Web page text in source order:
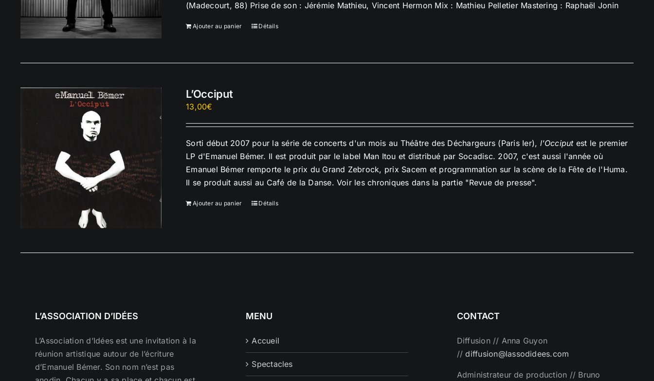
(Madecourt, 88) Prise de son : Jérémie Mathieu, Vincent Hermon Mix : Mathieu Pelletier Mastering : Raphaël Jonin
Ajouter au panier Détails
L’Occiput
13,00€
Sorti début 2007 pour la série de concerts d'un mois au Théâtre des Déchargeurs (Paris Ier), l'Occiputest le premier
LP d'Emanuel Bémer. Il est produit par le label Man Itou et distribué par Socadisc. 2007, c'est aussi l'année où
Emanuel Bémer remporte le prix du Grand Zebrock, prix Sacem et programmation sur la scène de la Fête de l'Huma.
Il se produit aussi au Café de la Danse. Voir les chroniques dans la partie "Revue de presse".
Ajouter au panier Détails
L’ASSOCIATION D’IDÉES
L’Association d’Idées est une invitation à la
réunion artistique autour de l’écriture
d’Emanuel Bémer. Son nom n’est pas
MENU
Accueil
Spectacles
CONTACT
Diffusion // Anna Guyon
//diffusion@lassodidees.com
Administrateur de production // Bruno